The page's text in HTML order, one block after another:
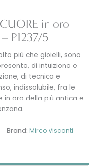
in oro
P1237/5
più che gioielli, sono
di intuizione e
di tecnica e
indissolubile, fra le
in oro della più antica e
Brand:Mirco Visconti